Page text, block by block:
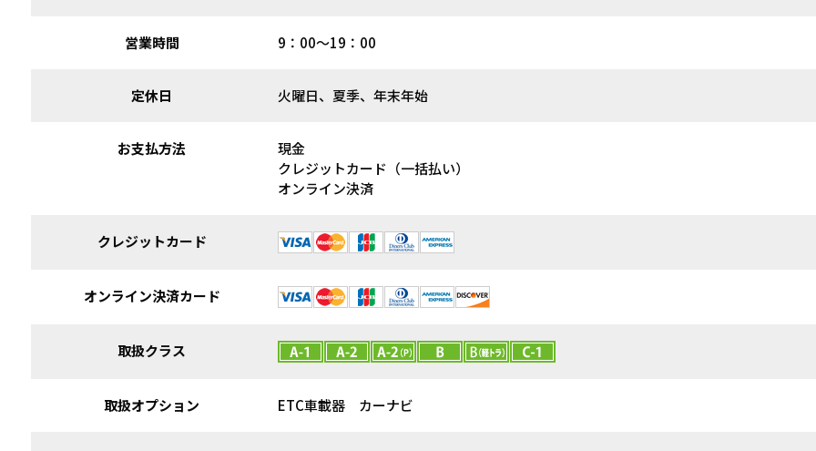
営業時間 9：00～19：00
定休日 火曜日、夏季、年末年始
お支払方法
現金
クレジットカード（一括払い）
オンライン決済
クレジットカード
オンライン決済カード
取扱クラス
取扱オプション ETC車載器 カーナビ